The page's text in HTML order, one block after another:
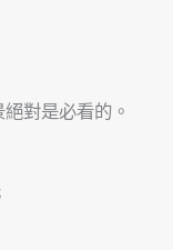
對是必看的。